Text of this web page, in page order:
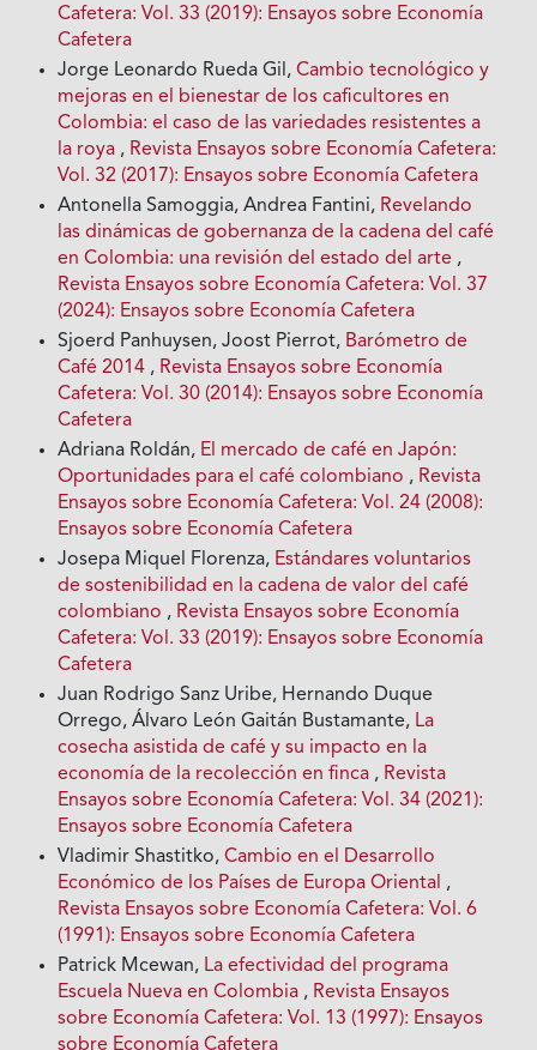
Cafetera: Vol. 33 (2019): Ensayos sobre Economía
Cafetera
Jorge Leonardo Rueda Gil,Cambio tecnológico y
mejoras en el bienestar de los caficultores en
Colombia: el caso de las variedades resistentes a
la roya , Revista Ensayos sobre Economía Cafetera:
Vol. 32 (2017): Ensayos sobre Economía Cafetera
Antonella Samoggia, Andrea Fantini, Revelando
las dinámicas de gobernanza de la cadena del café
en Colombia: una revisión del estado del arte ,
Revista Ensayos sobre Economía Cafetera: Vol. 37
(2024): Ensayos sobre Economía Cafetera
Sjoerd Panhuysen, Joost Pierrot, Barómetro de
Café 2014 , Revista Ensayos sobre Economía
Cafetera: Vol. 30 (2014): Ensayos sobre Economía
Cafetera
Adriana Roldán, El mercado de café en Japón:
Oportunidades para el café colombiano , Revista
Ensayos sobre Economía Cafetera: Vol. 24 (2008):
Ensayos sobre Economía Cafetera
Josepa Miquel Florenza, Estándares voluntarios
de sostenibilidad en la cadena de valor del café
colombiano , Revista Ensayos sobre Economía
Cafetera: Vol. 33 (2019): Ensayos sobre Economía
Cafetera
Juan Rodrigo Sanz Uribe, Hernando Duque
Orrego, Álvaro León Gaitán Bustamante, La
cosecha asistida de café y su impacto en la
economía de la recolección en finca , Revista
Ensayos sobre Economía Cafetera: Vol. 34 (2021):
Ensayos sobre Economía Cafetera
Vladimir Shastitko,Cambio en el Desarrollo
Económico de los Países de Europa Oriental ,
Revista Ensayos sobre Economía Cafetera: Vol. 6
(1991): Ensayos sobre Economía Cafetera
Patrick Mcewan, La efectividad del programa
Escuela Nueva en Colombia , Revista Ensayos
sobre Economía Cafetera: Vol. 13 (1997): Ensayos
sobre Economía Cafetera